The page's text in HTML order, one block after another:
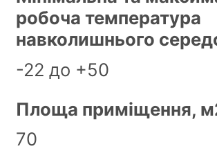
робоча температура
навколишнього
-22 до +50
Площа приміщення,
70